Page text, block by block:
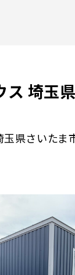
ス 埼玉
県さいたま